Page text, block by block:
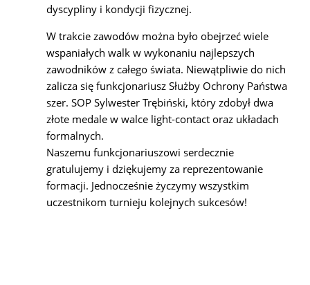
dyscypliny i kondycji fizycznej.
W trakcie zawodów można było obejrzeć wiele
wspaniałych walk w wykonaniu najlepszych
zawodników z całego świata. Niewątpliwie do nich
zalicza się funkcjonariusz Służby Ochrony Państwa
szer. SOP Sylwester Trębiński, który zdobył dwa
złote medale w walce light-contact oraz układach
formalnych.
Naszemu funkcjonariuszowi serdecznie
gratulujemy i dziękujemy za reprezentowanie
formacji. Jednocześnie życzymy wszystkim
uczestnikom turnieju kolejnych sukcesów!